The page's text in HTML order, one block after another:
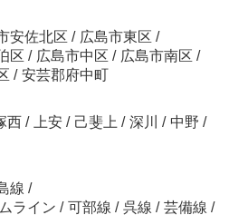
安佐北区 / 広島市東区 /
区 / 広島市中区 / 広島市南区 /
/ 安芸郡府中町
西 / 上安 / 己斐上 / 深川 / 中野 /
線 /
ライン / 可部線 / 呉線 / 芸備線 /